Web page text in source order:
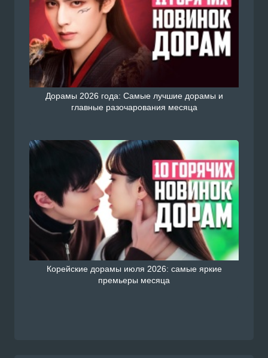
Дорамы 2026 года: Самые лучшие дорамы и
главные разочарования месяца
Корейские дорамы июля 2026: самые яркие
премьеры месяца